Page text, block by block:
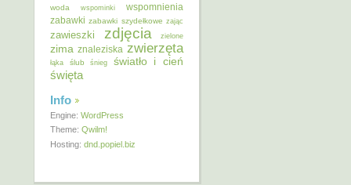
woda wspominki
wspomnienia
zabawki zabawki szydełkowe zając
zawieszki zdjęcia zielone
zima znaleziska zwierzęta
łąka ślub śnieg światło i cień
święta
Info
Engine: WordPress
Theme: Qwilm!
Hosting: dnd.popiel.biz